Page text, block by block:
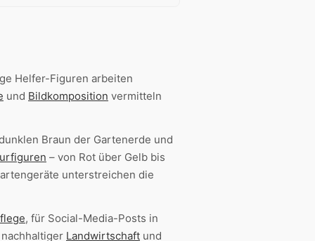
Helfer-Figuren arbeiten
und Bildkomposition vermitteln
Braun der Gartenerde und
– von Rot über Gelb bis
unterstreichen die
, für Social-Media-Posts in
Landwirtschaft und